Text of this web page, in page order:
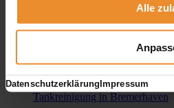
Alle
DatenschutzerklärungImpressum
Tankreinigung in der Nähe
Tankreinigung in Bremen
Tankreinigung in Bremerhaven